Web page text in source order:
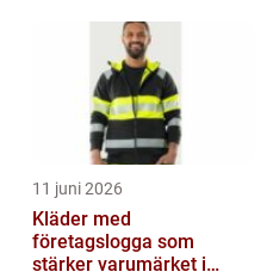
11 juni 2026
Kläder med
företagslogga som
stärker varumärket i